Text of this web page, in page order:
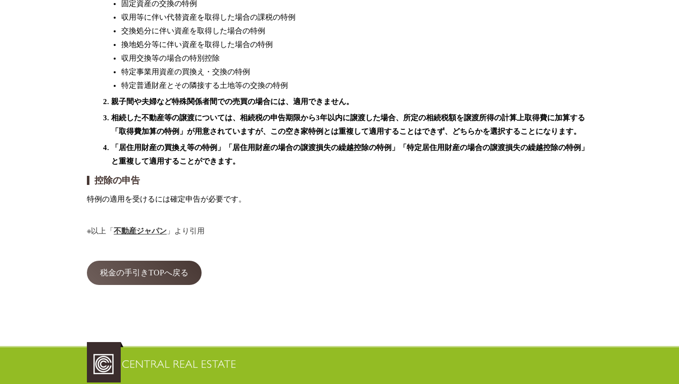
固定資産の交換の特例
収用等に伴い代替資産を取得した場合の課税の特例
交換処分に伴い資産を取得した場合の特例
換地処分等に伴い資産を取得した場合の特例
収用交換等の場合の特別控除
特定事業用資産の買換え・交換の特例
特定普通財産とその隣接する土地等の交換の特例
親子間や夫婦など特殊関係者間での売買の場合には、適用できません。
相続した不動産等の譲渡については、相続税の申告期限から3年以内に譲渡した場合、所定の相続税額を譲渡所得の計算上取得費に加算する
「取得費加算の特例」が用意されていますが、この空き家特例とは重複して適用することはできず、どちらかを選択することになります。
「居住用財産の買換え等の特例」「居住用財産の場合の譲渡損失の繰越控除の特例」「特定居住用財産の場合の譲渡損失の繰越控除の特例」
と重複して適用することができます。
控除の申告
特例の適用を受けるには確定申告が必要です。
※以上「 不動産ジャパン 」より引用
税金の手引きTOPへ戻る